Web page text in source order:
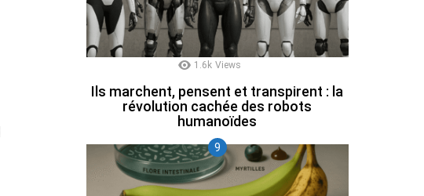
1.6k Views
Ils marchent, pensent et transpirent : la
révolution cachée des robots
humanoïdes